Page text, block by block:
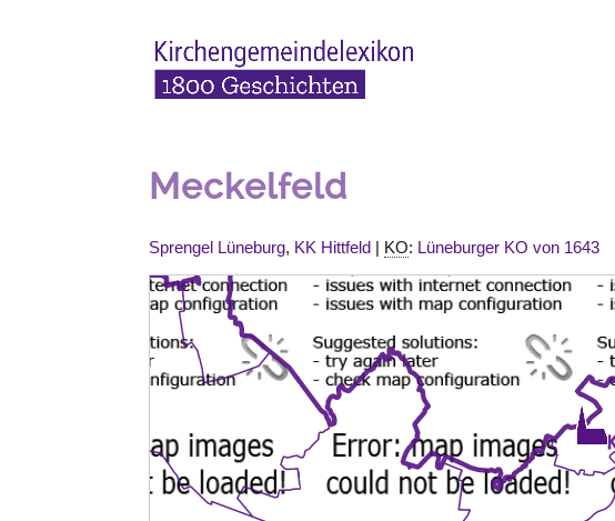
Meckelfeld
Sprengel Lüneburg, KK Hittfeld | KO: Lüneburger KO von 1643